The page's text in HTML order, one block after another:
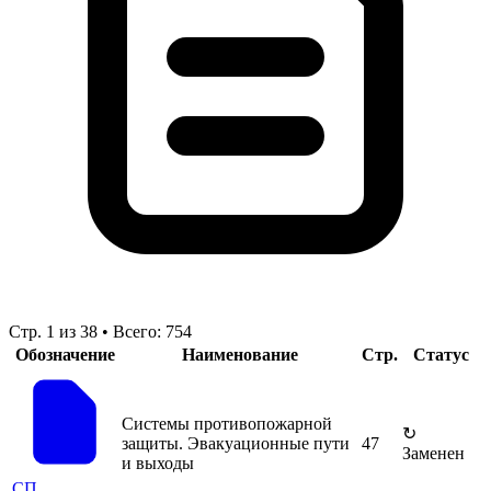
Стр. 1 из 38 • Всего: 754
Обозначение
Наименование Стр. Статус
Системы противопожарной
защиты. Эвакуационные пути
и выходы
47
↻
Заменен